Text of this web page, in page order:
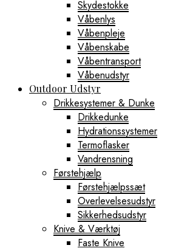
Skydestokke
Våbenlys
Våbenpleje
Våbenskabe
Våbentransport
Våbenudstyr
Outdoor Udstyr
Drikkesystemer & Dunke
Drikkedunke
Hydrationssystemer
Termoflasker
Vandrensning
Førstehjælp
Førstehjælpssæt
Overlevelsesudstyr
Sikkerhedsudstyr
Knive & Værktøj
Faste Knive